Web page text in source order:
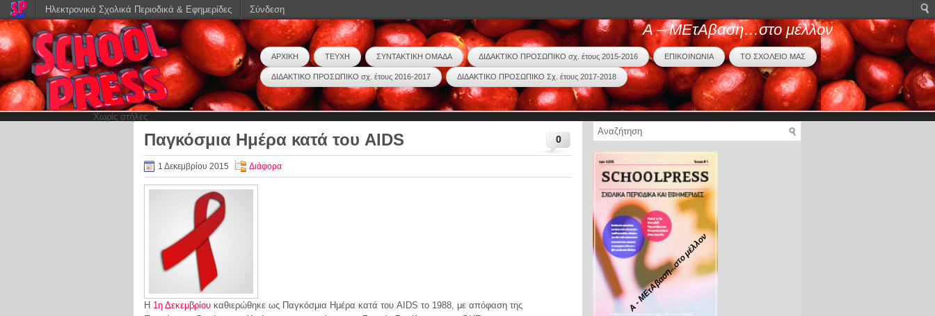
Α – ΜΕτΑβαση…στο μέλλον
ΑΡΧΙΚΗ ΤΕΥΧΗ ΣΥΝΤΑΚΤΙΚΗ ΟΜΑΔΑ ΔΙΔΑΚΤΙΚΟ ΠΡΟΣΩΠΙΚΟ σχ. έτους 2015-2016 ΕΠΙΚΟΙΝΩΝΙΑ ΤΟ ΣΧΟΛΕΙΟ ΜΑΣ
ΔΙΔΑΚΤΙΚΟ ΠΡΟΣΩΠΙΚΟ σχ. έτους 2016-2017 ΔΙΔΑΚΤΙΚΟ ΠΡΟΣΩΠΙΚΟ Σχ. έτους 2017-2018
Χωρίς στήλες
0
Παγκόσμια Ημέρα κατά του AIDS
1 Δεκεμβρίου 2015 Διάφορα
Η 1η Δεκεμβρίου καθιερώθηκε ως Παγκόσμια Ημέρα κατά του AIDS το 1988, με απόφαση της
Α - ΜΕτΑβαση...στο μέλλον
Ηλεκτρονικά Σχολικά Περιοδικά & Εφημερίδες Σύνδεση